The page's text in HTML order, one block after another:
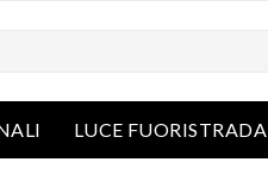
LUCE FUORISTRADA